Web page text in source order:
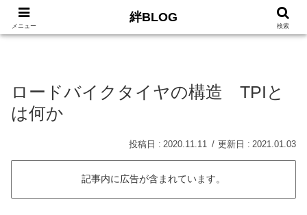
HOME サイトマ
ロードバイクタイヤの構造 TPIと
は何か
2020.11.11 2021.01.03
記事内に広告が含まれています。
メニュー
絆BLOG
検索